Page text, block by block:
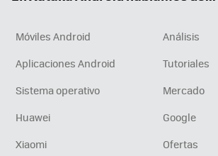
Móviles Android
Análisis
Aplicaciones Android
Tutoriales
Sistema operativo
Mercado
Huawei
Google
Xiaomi
Ofertas